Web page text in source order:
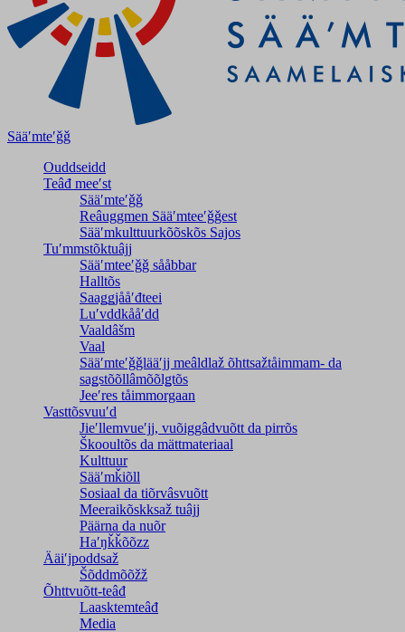
Sääʹmteʹǧǧ
Ouddseidd
Teâđ meeʹst
Sääʹmteʹǧǧ
Reâuggmen Sääʹmteeʹǧǧest
Sääʹmkulttuurkõõskõs Sajos
Tuʹmmstõktuâjj
Sääʹmteeʹǧǧ sååbbar
Halltõs
Saaǥǥjååʹđteei
Luʹvddkååʹdd
Vaaldâšm
Vaal
Sääʹmteʹǧǧlääʹjj meâldlaž õhttsažtåimmam- da
saǥstõõllâmõõlǥtõs
Jeeʹres tåimmorgaan
Vasttõsvuuʹd
Jieʹllemvueʹjj, vuõiggâdvuõtt da pirrõs
Škooultõs da mättmateriaal
Kulttuur
Sääʹmǩiõll
Sosiaal da tiõrvâsvuõtt
Meeraikõskksaž tuâjj
Päärna da nuõr
Haʹŋǩǩõõzz
Ääiʹjpoddsaž
Šõddmõõžž
Õhttvuõtt-teâđ
Laasktemteâđ
Media